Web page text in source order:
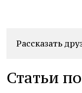
Рассказать
Статьи